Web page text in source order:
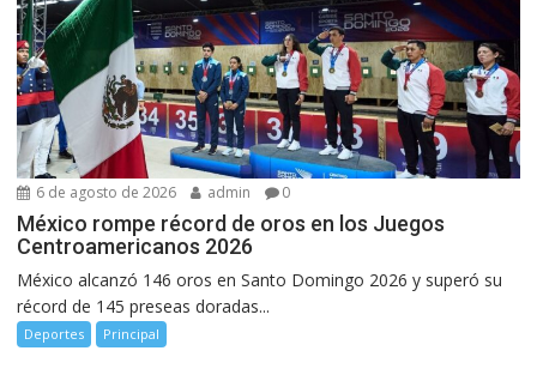
6 de agosto de 2026 admin 0
México rompe récord de oros en los Juegos
Centroamericanos 2026
México alcanzó 146 oros en Santo Domingo 2026 y superó su
récord de 145 preseas doradas...
Deportes Principal